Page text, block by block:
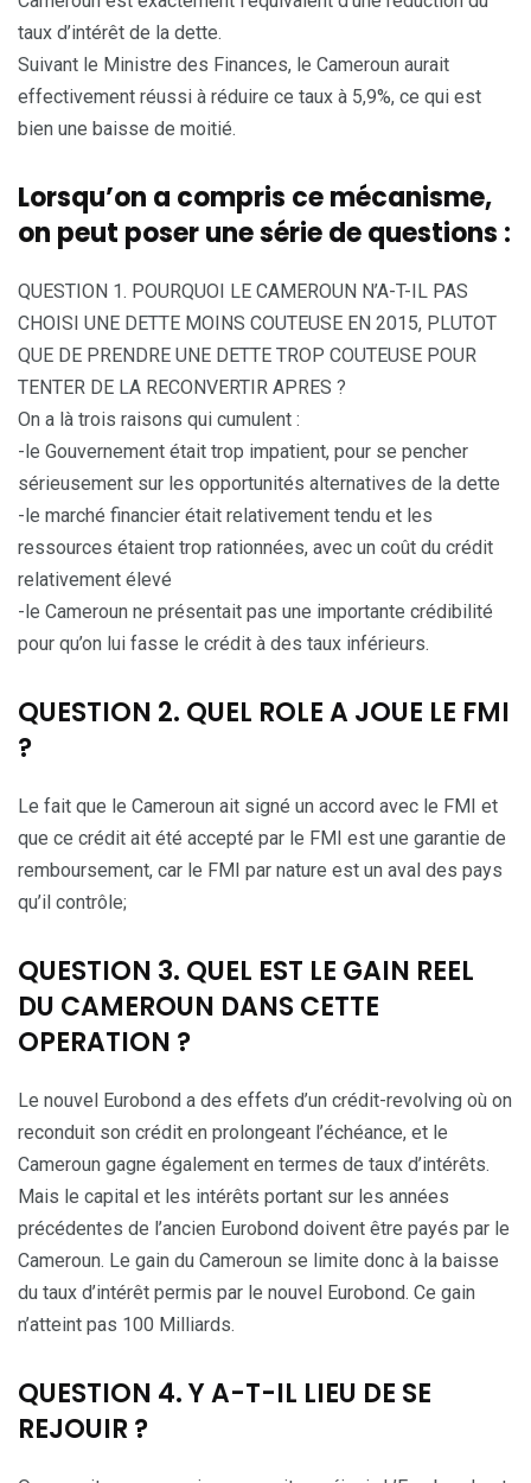
taux d’intérêt de la dette.
Suivant le Ministre des Finances, le Cameroun aurait
effectivement réussi à réduire ce taux à 5,9%, ce qui est
bien une baisse de moitié.
Lorsqu’on a compris ce mécanisme,
on peut poser une série de questions :
QUESTION 1. POURQUOI LE CAMEROUN N’A-T-IL PAS
CHOISI UNE DETTE MOINS COUTEUSE EN 2015, PLUTOT
QUE DE PRENDRE UNE DETTE TROP COUTEUSE POUR
TENTER DE LA RECONVERTIR APRES ?
On a là trois raisons qui cumulent :
-le Gouvernement était trop impatient, pour se pencher
sérieusement sur les opportunités alternatives de la dette
-le marché financier était relativement tendu et les
ressources étaient trop rationnées, avec un coût du crédit
relativement élevé
-le Cameroun ne présentait pas une importante crédibilité
pour qu’on lui fasse le crédit à des taux inférieurs.
QUESTION 2. QUEL ROLE A JOUE LE FMI
?
Le fait que le Cameroun ait signé un accord avec le FMI et
que ce crédit ait été accepté par le FMI est une garantie de
remboursement, car le FMI par nature est un aval des pays
qu’il contrôle;
QUESTION 3. QUEL EST LE GAIN REEL
DU CAMEROUN DANS CETTE
OPERATION ?
Le nouvel Eurobond a des effets d’un crédit-revolving où on
reconduit son crédit en prolongeant l’échéance, et le
Cameroun gagne également en termes de taux d’intérêts.
Mais le capital et les intérêts portant sur les années
précédentes de l’ancien Eurobond doivent être payés par le
Cameroun. Le gain du Cameroun se limite donc à la baisse
du taux d’intérêt permis par le nouvel Eurobond. Ce gain
n’atteint pas 100 Milliards.
QUESTION 4. Y A-T-IL LIEU DE SE
REJOUIR ?